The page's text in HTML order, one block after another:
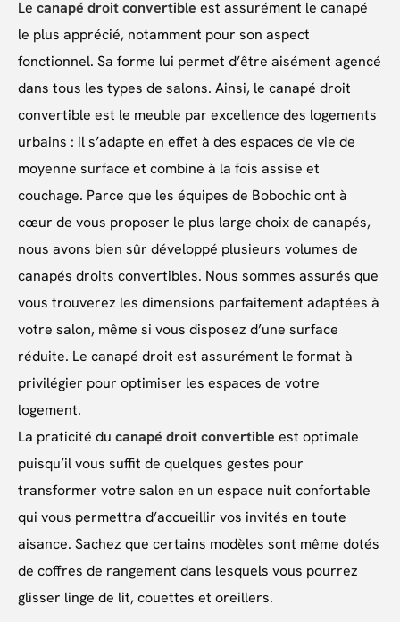
Le canapé droit convertible est assurément le canapé
le plus apprécié, notamment pour son aspect
fonctionnel. Sa forme lui permet d’être aisément agencé
dans tous les types de salons. Ainsi, le canapé droit
convertible est le meuble par excellence des logements
urbains : il s’adapte en effet à des espaces de vie de
moyenne surface et combine à la fois assise et
couchage. Parce que les équipes de Bobochic ont à
cœur de vous proposer le plus large choix de canapés,
nous avons bien sûr développé plusieurs volumes de
canapés droits convertibles. Nous sommes assurés que
vous trouverez les dimensions parfaitement adaptées à
votre salon, même si vous disposez d’une surface
réduite. Le canapé droit est assurément le format à
privilégier pour optimiser les espaces de votre
logement.
La praticité du canapé droit convertible est optimale
puisqu’il vous suffit de quelques gestes pour
transformer votre salon en un espace nuit confortable
qui vous permettra d’accueillir vos invités en toute
aisance. Sachez que certains modèles sont même dotés
de coffres de rangement dans lesquels vous pourrez
glisser linge de lit, couettes et oreillers.